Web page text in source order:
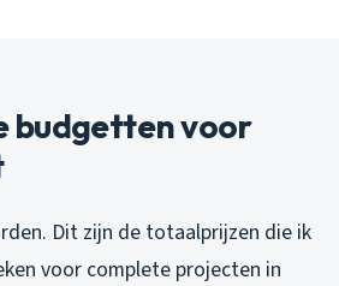
budgetten voor
Dit zijn de totaalprijzen die ik
voor complete projecten in